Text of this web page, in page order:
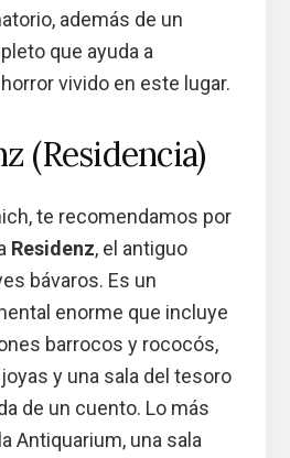
además de un
que ayuda a
vivido en este lugar.
(Residencia)
te recomendamos por
Residenz, el antiguo
bávaros. Es un
enorme que incluye
barrocos y rococós,
y una sala del tesoro
de un cuento. Lo más
Antiquarium, una sala